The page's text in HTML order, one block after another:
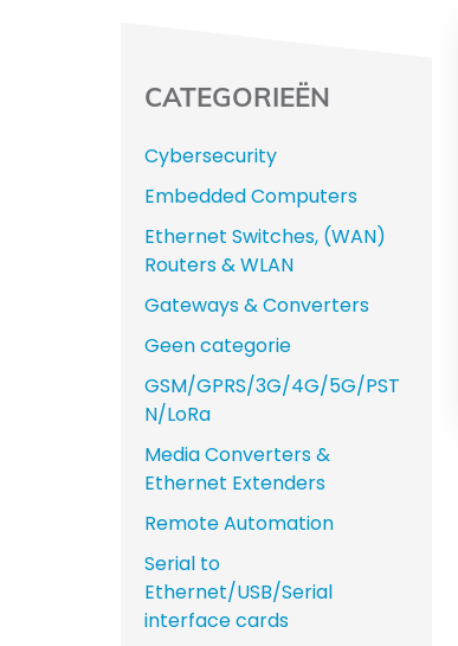
CATEGORIEËN
Cybersecurity
Embedded Computers
Ethernet Switches, (WAN)
Routers & WLAN
Gateways & Converters
Geen categorie
GSM/GPRS/3G/4G/5G/PST
N/LoRa
Media Converters &
Ethernet Extenders
Remote Automation
Serial to
Ethernet/USB/Serial
interface cards